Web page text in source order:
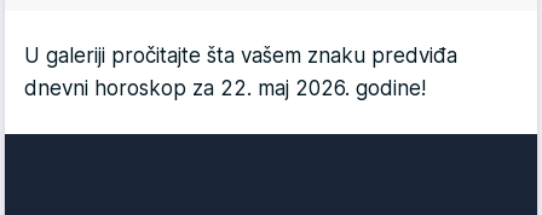
U galeriji pročitajte šta vašem znaku predviđa
dnevni horoskop za 22. maj 2026. godine!